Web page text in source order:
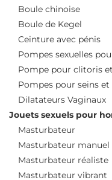
Boule chinoise
Boule de Kegel
Ceinture avec pénis
Pompes sexuelles
Pompe pour clitoris
Pompes pour seins
Dilatateurs Vaginaux
Jouets sexuels pour
Masturbateur
Masturbateur manuel
Masturbateur réaliste
Masturbateur vibrant